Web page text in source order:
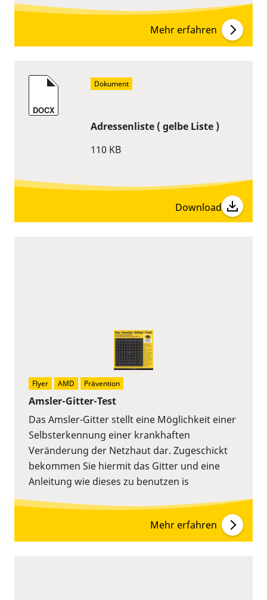
Mehr erfahren
DOCX
Adressenliste ( gelbe Liste )
110 KB
Dokument
Download
Amsler-Gitter-Test
Das Amsler-Gitter stellt eine Möglichkeit einer
Selbsterkennung einer krankhaften
Veränderung der Netzhaut dar. Zugeschickt
bekommen Sie hiermit das Gitter und eine
Anleitung wie dieses zu benutzen is
Flyer AMD Prävention
Mehr erfahren